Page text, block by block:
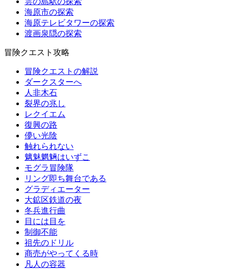
海原市の探索
海原テレビタワーの探索
渡画泉隠の探索
冒険クエスト攻略
冒険クエストの解説
ダークスターへ
人非木石
裂界の兆し
レクイエム
復興の路
儚い光陰
触れられない
魑魅魍魎はいずこ
モグラ冒険隊
リング即ち舞台である
グラディエーター
大鉱区鉄道の夜
冬兵進行曲
目には目を
制御不能
祖先のドリル
商売がやってくる時
凡人の容器